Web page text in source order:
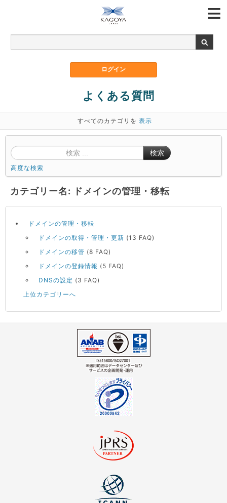
よくある質問
すべてのカテゴリを 表示
検索
高度な検索
カテゴリー名: ドメインの管理・移転
ドメインの管理・移転
ドメインの取得・管理・更新 (13 FAQ)
ドメインの移管 (8 FAQ)
ドメインの登録情報 (5 FAQ)
DNSの設定 (3 FAQ)
上位カテゴリーへ